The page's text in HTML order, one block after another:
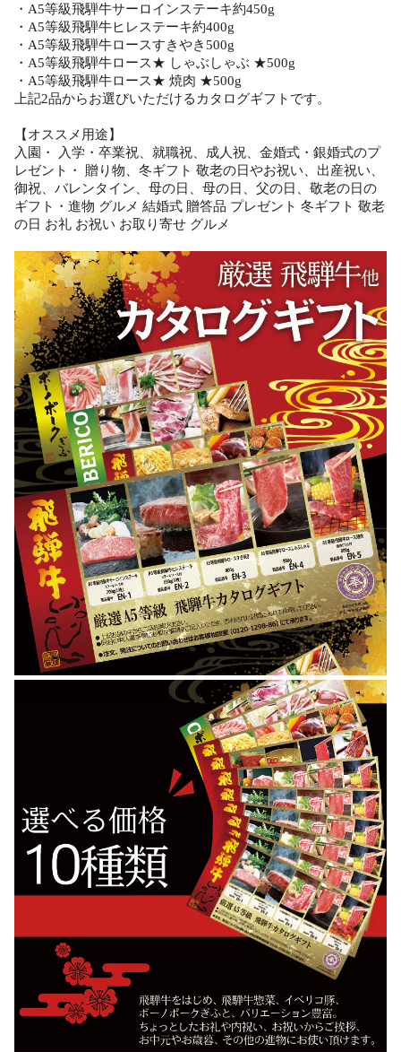
・A5等級飛騨牛サーロインステーキ約450g
・A5等級飛騨牛ヒレステーキ約400g
・A5等級飛騨牛ロースすきやき500g
・A5等級飛騨牛ロース★ しゃぶしゃぶ ★500g
・A5等級飛騨牛ロース★ 焼肉 ★500g
上記2品からお選びいただけるカタログギフトです。
【オススメ用途】
入園・ 入学・卒業祝、就職祝、成人祝、金婚式・銀婚式のプ
レゼント・ 贈り物、冬ギフト 敬老の日やお祝い、出産祝い、
御祝、バレンタイン、母の日、母の日、父の日、敬老の日の
ギフト・進物 グルメ 結婚式 贈答品 プレゼント 冬ギフト 敬老
の日 お礼 お祝い お取り寄せ グルメ